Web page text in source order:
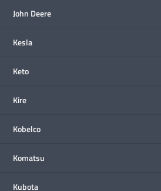
John Deere
Kesla
Keto
Kire
Kobelco
Komatsu
Kubota